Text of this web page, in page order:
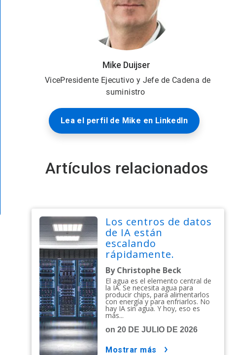
Mike Duijser
VicePresidente Ejecutivo y Jefe de Cadena de
suministro
Lea el perfil de Mike en LinkedIn
Artículos relacionados
Los centros de datos
de IA están
escalando
rápidamente.
Construyámoslos de
la manera correcta.
By Christophe Beck
El agua es el elemento central de
la IA. Se necesita agua para
producir chips, para alimentarlos
con energía y para enfriarlos. No
hay IA sin agua. Y hoy, eso es
más...
on 20 DE JULIO DE 2026
mostrar más